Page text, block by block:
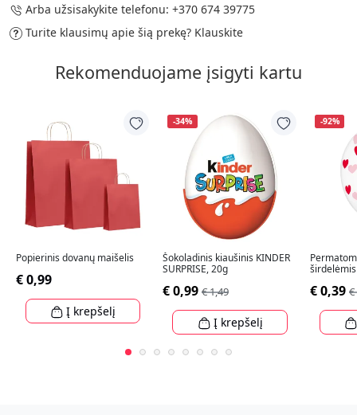
Arba užsisakykite telefonu: +370 674 39775
Turite klausimų apie šią prekę? Klauskite
Rekomenduojame įsigyti kartu
Popierinis dovanų maišelis
€ 0,99
Į krepšelį
-34%
Šokoladinis kiaušinis KINDER
SURPRISE, 20g
€ 0,99 € 1,49
Į krepšelį
-92%
€ 0,39 €